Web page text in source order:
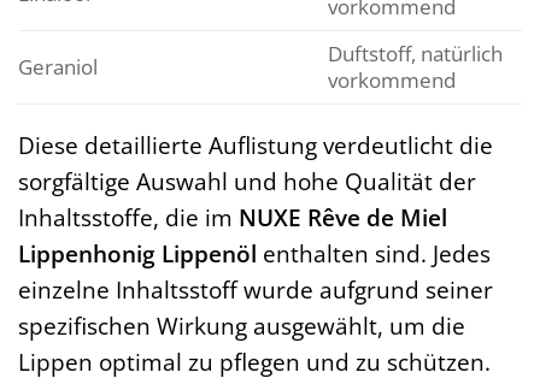
vorkommend
Geraniol
Duftstoff, natürlich
vorkommend
Diese detaillierte Auflistung verdeutlicht die
sorgfältige Auswahl und hohe Qualität der
Inhaltsstoffe, die im NUXE Rêve de Miel
Lippenhonig Lippenöl enthalten sind. Jedes
einzelne Inhaltsstoff wurde aufgrund seiner
spezifischen Wirkung ausgewählt, um die
Lippen optimal zu pflegen und zu schützen.